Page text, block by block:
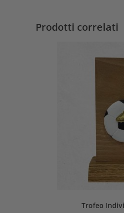
Prodotti correlati
Trofeo